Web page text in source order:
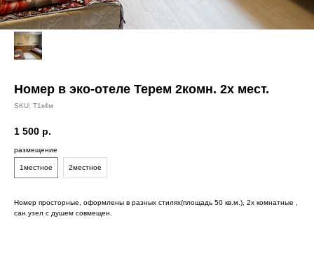
Номер в эко-отеле Терем 2комн. 2х мест.
SKU: Т1к4м
1 500 р.
размещение
1местное 2местное
Номер просторные, оформлены в разных стилях(площадь 50 кв.м.), 2х комнатные ,
сан.узел с душем совмещен.